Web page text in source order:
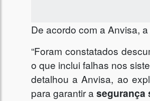
De acordo com a Anvisa,
“Foram constatados
o que inclui falhas nos
detalhou a Anvisa, ao
para garantir asegurança